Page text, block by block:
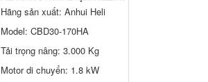
Hãng sản xuất: Anhui Heli
Model: CBD30-170HA
Tải trọng nâng: 3.000 Kg
Motor di chuyển: 1.8 kW